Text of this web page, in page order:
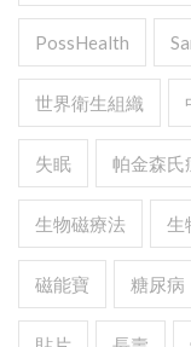
PossHealth
世界衛生組織
失眠 帕金森氏
生物磁療法 生
磁能寶 糖尿病